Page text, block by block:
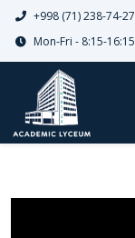
+998 (71) 238-74-27
Mon-Fri - 8:15-16:15